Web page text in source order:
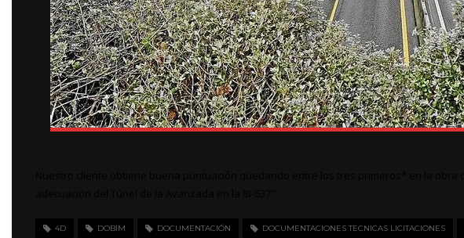
4D DOBIM DOCUMENTACIÓN DOCUMENTACIONES TECNICAS LICITACIONES